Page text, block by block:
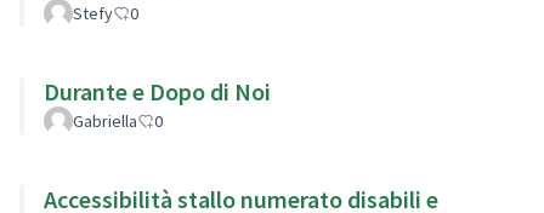
Stefy 0
Durante e Dopo di Noi
Gabriella 0
Accessibilità stallo numerato disabili e